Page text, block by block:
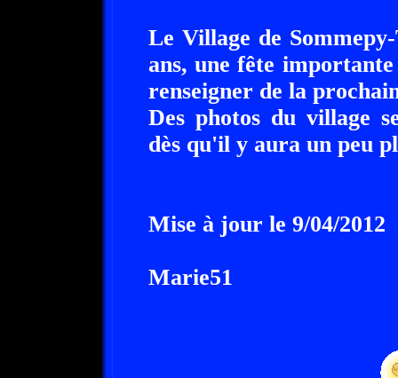
Le Village de
ans, une fête
renseigner de la
Des photos du village
dès qu'il y aura un peu
Mise à jour le 9/04/2012
Marie51